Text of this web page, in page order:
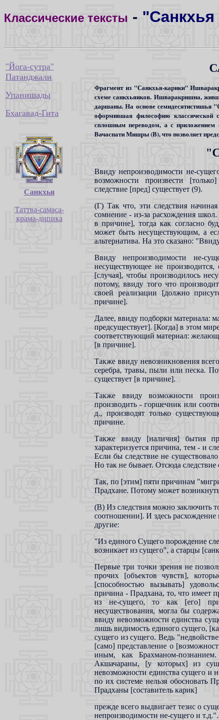
Классические тексты - "Санкхья
"Йога-сутра"
Патанджали
Упанишады
Бхагавад-Гита
Санкхья
Таттва-самаса-
крама-дипика
Фрагмент из "Санкхья-карики"
схеме санкхьяиков. Ишваракришна,
даршаны. На основе семидесятистишья
офoрмившая философию
сплошным переводом, а с приложением
Вачаспати Мишры (В), что позволяет
Ввиду непроиэводимости не-
возможности произвести
следствие [пред] существует (9).
(Г) Так что, эти следствия
сомнение - из-за расхождения школ.
в причине], тогда как согласно
может быть несуществующим, а
альтернатива. На это сказано:
Ввиду непроизводимости не-
несуществующее не
[случая], чтобы производилось
потому, ввиду того что
своей реализации [должно
причине].
Далее, ввиду подборки материала:
предсуществует]. [Когда] в этом
соответствующий материал:
[в причине].
Также ввиду невозникновения
серебра, травы, пыли или песка.
существует [в причине].
Также ввиду возможности
производить - горшечник или
д., производят только
причине.
Также ввиду [наличия] бытия
характеризуется причина, тем - и
Если бы следствие не
Но так не бывает. Отсюда
Так, по [этим] пяти причинам
Прадхане. Потому может
(В) Из следствия можно заключить
соотношении]. И здесь
другие:
"Из единого Сущего порождение
возникает из сущего", а старцы
Первые три точки зрения не
прочих [объектов чувств],
[способностью вызывать]
причина - Прадхана, то, что имеет
из не-сущего, то как [его]
несуществования, могла бы
ввиду невозможности единства
лишь видимость единого сущего,
сущего из сущего. Ведь
[само] представление о
иным, как Брахманом-
Акшачараны, [у которых] из
невозможности единства сущего и
по их системе нельзя обосновать
Прадханы [составитель карик]
прежде всего выдвигает тезис о
непроизводимости не-сущего и т.д.".